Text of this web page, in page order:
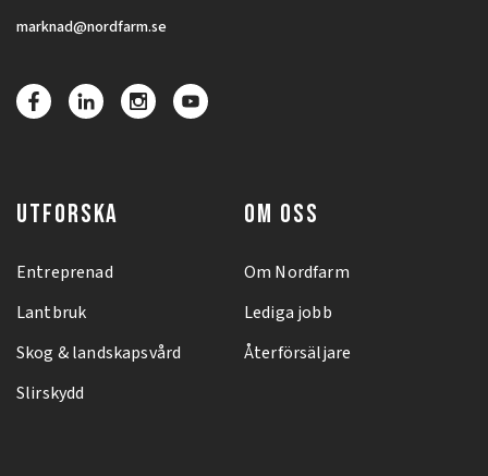
marknad@nordfarm.se
UTFORSKA
Entreprenad
Lantbruk
Skog & landskapsvård
Slirskydd
OM OSS
Om Nordfarm
Lediga jobb
Återförsäljare